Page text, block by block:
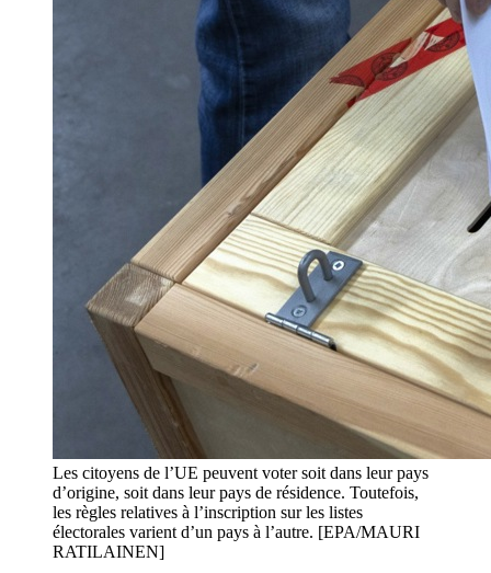
Les citoyens de l’UE peuvent voter soit dans leur pays
d’origine, soit dans leur pays de résidence. Toutefois,
les règles relatives à l’inscription sur les listes
électorales varient d’un pays à l’autre. [EPA/MAURI
RATILAINEN]